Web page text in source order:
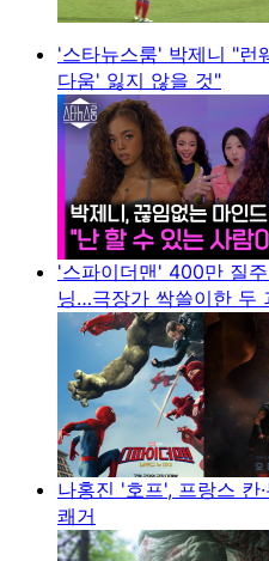
'스타뉴스룸' 박제니 "런
다움' 잃지 않을 것"
'스파이더맨' 400만 질
닝…극장가 싹쓸이한 두
나홍진 '호프', 프랑스 칸
쾌거